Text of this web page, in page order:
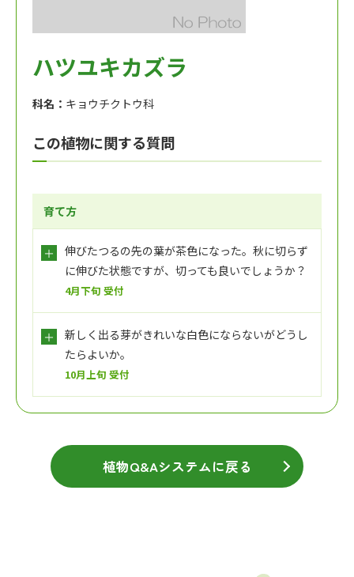
ハツユキカズラ
科名： キョウチクトウ科
この植物に関する質問
育て方
伸びたつるの先の葉が茶色になった。秋に切らず
に伸びた状態ですが、切っても良いでしょうか？
4月下旬 受付
新しく出る芽がきれいな白色にならないがどうし
たらよいか。
10月上旬 受付
植物Q&Aシステムに戻る